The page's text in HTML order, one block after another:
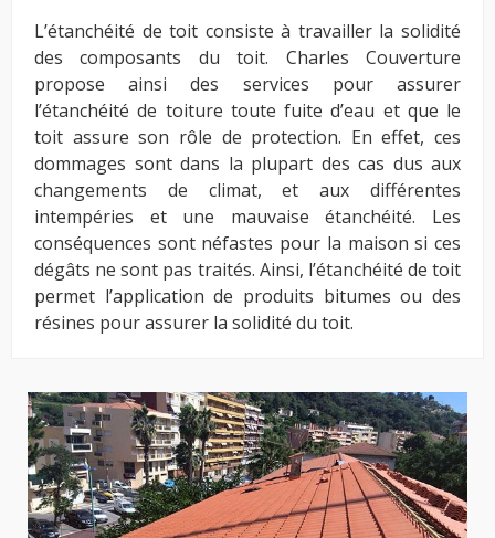
L’étanchéité de toit consiste à travailler la solidité
des composants du toit. Charles Couverture
propose ainsi des services pour assurer
l’étanchéité de toiture toute fuite d’eau et que le
toit assure son rôle de protection. En effet, ces
dommages sont dans la plupart des cas dus aux
changements de climat, et aux différentes
intempéries et une mauvaise étanchéité. Les
conséquences sont néfastes pour la maison si ces
dégâts ne sont pas traités. Ainsi, l’étanchéité de toit
permet l’application de produits bitumes ou des
résines pour assurer la solidité du toit.